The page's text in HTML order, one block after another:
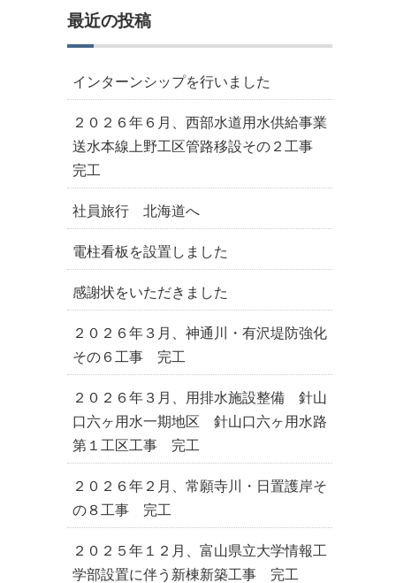
イ
最近の投稿
インターンシップを行いました
２０２６年６月、西部水道用水供給事業
送水本線上野工区管路移設その２工事
完工
社員旅行 北海道へ
電柱看板を設置しました
感謝状をいただきました
２０２６年３月、神通川・有沢堤防強化
その６工事 完工
２０２６年３月、用排水施設整備 針山
口六ヶ用水一期地区 針山口六ヶ用水路
第１工区工事 完工
２０２６年２月、常願寺川・日置護岸そ
の８工事 完工
２０２５年１２月、富山県立大学情報工
学部設置に伴う新棟新築工事 完工